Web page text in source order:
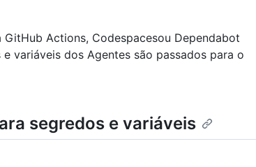
Actions, Codespacesou Dependabot
variáveis dos Agentes são passados para o
segredos e variáveis